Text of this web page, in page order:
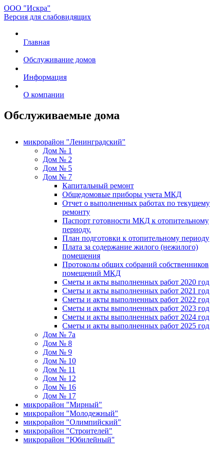
ООО "Искра"
Версия для слабовидящих
Главная
Обслуживание домов
Информация
О компании
Обслуживаемые дома
микрорайон "Ленинградский"
Дом № 1
Дом № 2
Дом № 5
Дом № 7
Капитальный ремонт
Общедомовые приборы учета МКД
Отчет о выполненных работах по текущему
ремонту
Паспорт готовности МКД к отопительному
периоду.
План подготовки к отопительному периоду
Плата за содержание жилого (нежилого)
помещения
Протоколы общих собраний собственников
помещений МКД
Сметы и акты выполненных работ 2020 год
Сметы и акты выполненных работ 2021 год
Сметы и акты выполненных работ 2022 год
Сметы и акты выполненных работ 2023 год
Сметы и акты выполненных работ 2024 год
Сметы и акты выполненных работ 2025 год
Дом № 7а
Дом № 8
Дом № 9
Дом № 10
Дом № 11
Дом № 12
Дом № 16
Дом № 17
микрорайон "Мирный"
микрорайон "Молодежный"
микрорайон "Олимпийский"
микрорайон "Строителей"
микрорайон "Юбилейный"